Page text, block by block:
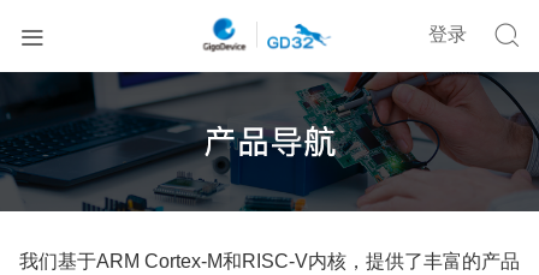
 
登录
我们基于ARM Cortex-M和RISC-V内核，提供了丰富的产品